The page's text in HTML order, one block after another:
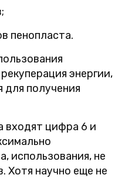
пенопласта.
энергии,
для получения
входят цифра 6 и
использования, не
Хотя научно еще не